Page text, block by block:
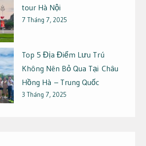
tour Hà Nội
7 Tháng 7, 2025
Top 5 Địa Điểm Lưu Trú
Không Nên Bỏ Qua Tại Châu
Hồng Hà – Trung Quốc
3 Tháng 7, 2025